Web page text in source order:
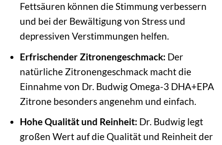
Fettsäuren können die Stimmung verbessern
und bei der Bewältigung von Stress und
depressiven Verstimmungen helfen.
Erfrischender Zitronengeschmack: Der
natürliche Zitronengeschmack macht die
Einnahme von Dr. Budwig Omega-3 DHA+EPA
Zitrone besonders angenehm und einfach.
Hohe Qualität und Reinheit: Dr. Budwig legt
großen Wert auf die Qualität und Reinheit der